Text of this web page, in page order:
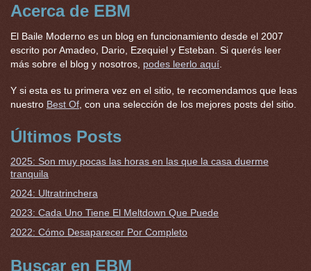
Acerca de EBM
El Baile Moderno es un blog en funcionamiento desde el 2007
escrito por Amadeo, Dario, Ezequiel y Esteban. Si querés leer
más sobre el blog y nosotros, podes leerlo aquí
Y si esta es tu primera vez en el sitio, te recomendamos que leas
nuestro Best Of , con una selección de los mejores posts del sitio.
Últimos Posts
2025: Son muy pocas las horas en las que la casa duerme
tranquila
2024: Ultratrinchera
2023: Cada Uno Tiene El Meltdown Que Puede
2022: Cómo Desaparecer Por Completo
Buscar en EBM